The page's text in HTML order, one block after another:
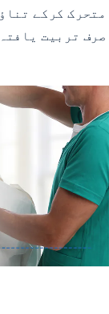
متحرک کرکے
صرف تربیت